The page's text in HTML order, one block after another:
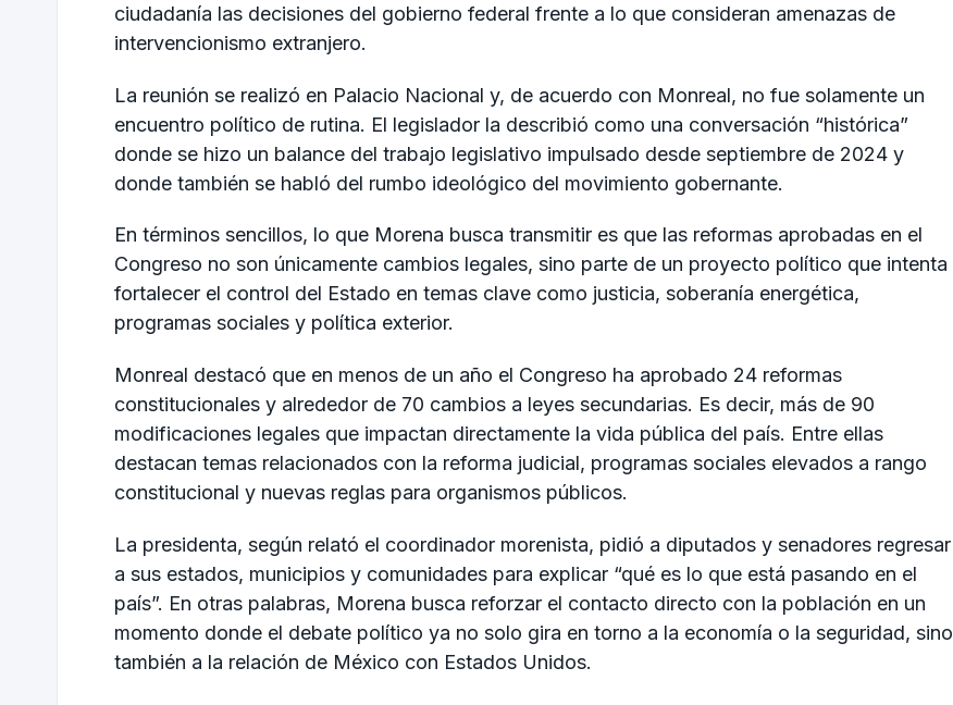
ciudadanía las decisiones del gobierno federal frente a lo que consideran amenazas de
intervencionismo extranjero.
La reunión se realizó en Palacio Nacional y, de acuerdo con Monreal, no fue solamente un
encuentro político de rutina. El legislador la describió como una conversación “histórica”
donde se hizo un balance del trabajo legislativo impulsado desde septiembre de 2024 y
donde también se habló del rumbo ideológico del movimiento gobernante.
En términos sencillos, lo que Morena busca transmitir es que las reformas aprobadas en el
Congreso no son únicamente cambios legales, sino parte de un proyecto político que intenta
fortalecer el control del Estado en temas clave como justicia, soberanía energética,
programas sociales y política exterior.
Monreal destacó que en menos de un año el Congreso ha aprobado 24 reformas
constitucionales y alrededor de 70 cambios a leyes secundarias. Es decir, más de 90
modificaciones legales que impactan directamente la vida pública del país. Entre ellas
destacan temas relacionados con la reforma judicial, programas sociales elevados a rango
constitucional y nuevas reglas para organismos públicos.
La presidenta, según relató el coordinador morenista, pidió a diputados y senadores regresar
a sus estados, municipios y comunidades para explicar “qué es lo que está pasando en el
país”. En otras palabras, Morena busca reforzar el contacto directo con la población en un
momento donde el debate político ya no solo gira en torno a la economía o la seguridad, sino
también a la relación de México con Estados Unidos.